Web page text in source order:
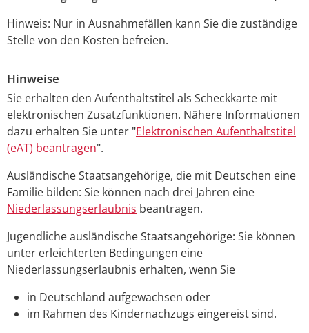
Hinweis: Nur in Ausnahmefällen kann Sie die zuständige
Stelle von den Kosten befreien.
Hinweise
Sie erhalten den Aufenthaltstitel als Scheckkarte mit
elektronischen Zusatzfunktionen. Nähere Informationen
dazu erhalten Sie unter "Elektronischen Aufenthaltstitel
(eAT) beantragen".
Ausländische Staatsangehörige, die mit Deutschen eine
Familie bilden: Sie können nach drei Jahren eine
Niederlassungserlaubnis beantragen.
Jugendliche ausländische Staatsangehörige: Sie können
unter erleichterten Bedingungen eine
Niederlassungserlaubnis erhalten, wenn Sie
in Deutschland aufgewachsen oder
im Rahmen des Kindernachzugs eingereist sind.